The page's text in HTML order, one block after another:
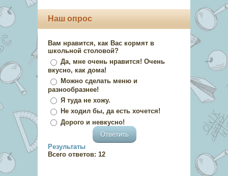
Наш опрос
Вам нравится, как Вас кормят в
школьной столовой?
Да, мне очень нравится! Очень
вкусно, как дома!
Можно сделать меню и
разнообразнее!
Я туда не хожу.
Не ходил бы, да есть хочется!
Дорого и невкусно!
Результаты
Всего ответов: 12